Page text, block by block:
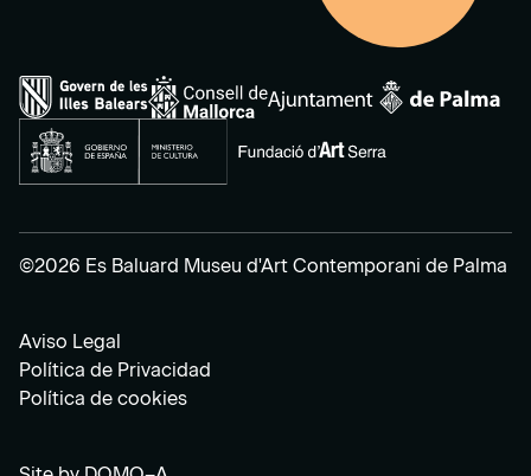
©2026 Es Baluard Museu d'Art Contemporani de Palma
Aviso Legal
Política de Privacidad
Política de cookies